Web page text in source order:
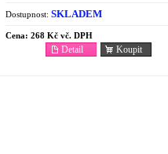
Dostupnost: SKLADEM
Cena: 268 Kč vč. DPH
Koupit
Detail